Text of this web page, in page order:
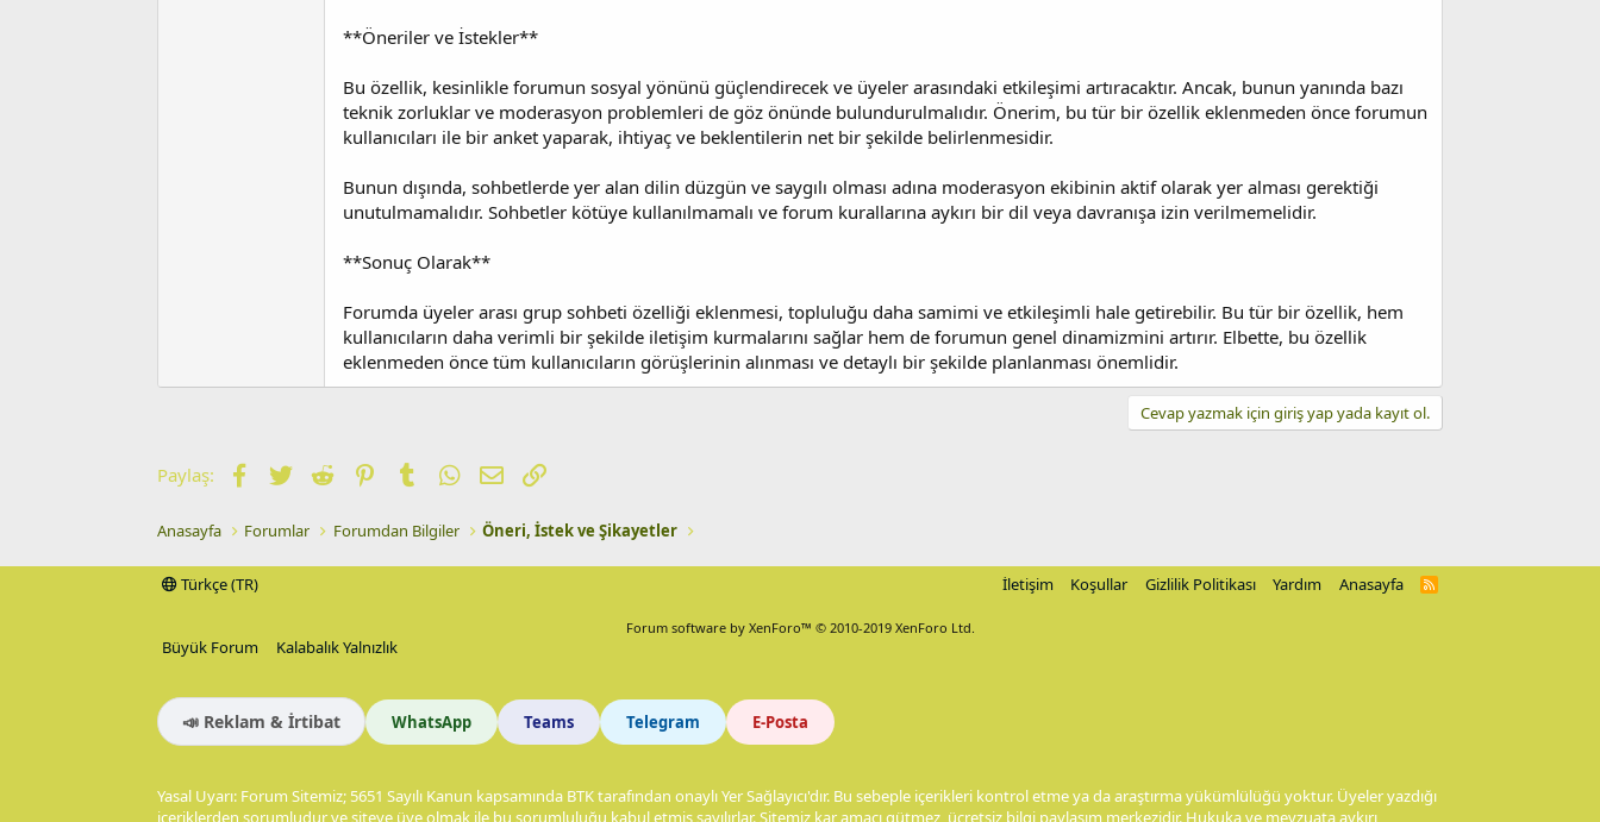
**Öneriler ve İstekler**
Bu özellik, kesinlikle forumun sosyal yönünü güçlendirecek ve üyeler arasındaki etkileşimi artıracaktır. Ancak, bunun yanında bazı
teknik zorluklar ve moderasyon problemleri de göz önünde bulundurulmalıdır. Önerim, bu tür bir özellik eklenmeden önce forumun
kullanıcıları ile bir anket yaparak, ihtiyaç ve beklentilerin net bir şekilde belirlenmesidir.
Bunun dışında, sohbetlerde yer alan dilin düzgün ve saygılı olması adına moderasyon ekibinin aktif olarak yer alması gerektiği
unutulmamalıdır. Sohbetler kötüye kullanılmamalı ve forum kurallarına aykırı bir dil veya davranışa izin verilmemelidir.
**Sonuç Olarak**
Forumda üyeler arası grup sohbeti özelliği eklenmesi, topluluğu daha samimi ve etkileşimli hale getirebilir. Bu tür bir özellik, hem
kullanıcıların daha verimli bir şekilde iletişim kurmalarını sağlar hem de forumun genel dinamizmini artırır. Elbette, bu özellik
eklenmeden önce tüm kullanıcıların görüşlerinin alınması ve detaylı bir şekilde planlanması önemlidir.
Cevap yazmak için giriş yap yada kayıt ol.
Paylaş: Facebook
TwitterReddit PinterestTumblrWhatsApp
E-postaLink
Anasayfa Forumlar Forumdan Bilgiler Öneri, İstek ve Şikayetler
Türkçe (TR) İletişim Koşullar Gizlilik Politikası Yardım Anasayfa
R
Forum software by XenForo™ © 2010-2019 XenForo Ltd.
Büyük Forum Kalabalık Yalnızlık
📣 Reklam & İrtibat WhatsApp Teams Telegram E-Posta
Yasal Uyarı: Forum Sitemiz; 5651 Sayılı Kanun kapsamında BTK tarafından onaylı Yer Sağlayıcı'dır. Bu sebeple içerikleri kontrol etme ya da araştırma yükümlülüğü yoktur. Üyeler yazdığı
içeriklerden sorumludur ve siteye üye olmak ile bu sorumluluğu kabul etmiş sayılırlar. Sitemiz kar amacı gütmez, ücretsiz bilgi paylaşım merkezidir. Hukuka ve mevzuata aykırı